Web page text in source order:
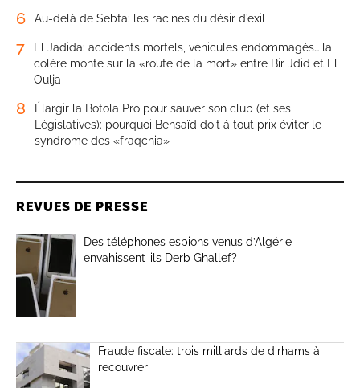
6 Au-delà de Sebta: les racines du désir d’exil
7
El Jadida: accidents mortels, véhicules endommagés… la
colère monte sur la «route de la mort» entre Bir Jdid et El
Oulja
8
Élargir la Botola Pro pour sauver son club (et ses
Législatives): pourquoi Bensaïd doit à tout prix éviter le
syndrome des «fraqchia»
REVUES DE PRESSE
Des téléphones espions venus d’Algérie
envahissent-ils Derb Ghallef?
Fraude fiscale: trois milliards de dirhams à
recouvrer